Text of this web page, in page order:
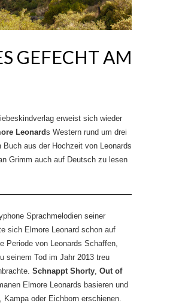
GEFECHT AM
erweist sich wieder
Leonards Western rund um drei
aus der Hochzeit von Leonards
Grimm auch auf Deutsch zu lesen
Sprachmelodien seiner
sich Elmore Leonard schon auf
Periode von Leonards Schaffen,
seinem Tod im Jahr 2013 treu
Schnappt Shorty, Out of
Elmore Leonards basieren und
oder Eichborn erschienen.